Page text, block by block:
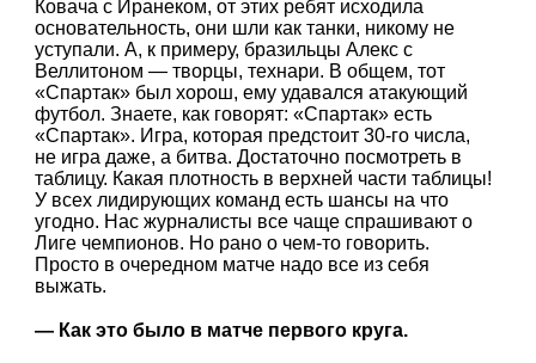
Ковача с Иранеком, от этих ребят исходила
основательность, они шли как танки, никому не
уступали. А, к примеру, бразильцы Алекс с
Веллитоном — творцы, технари. В общем, тот
«Спартак» был хорош, ему удавался атакующий
футбол. Знаете, как говорят: «Спартак» есть
«Спартак». Игра, которая предстоит 30-го числа,
не игра даже, а битва. Достаточно посмотреть в
таблицу. Какая плотность в верхней части таблицы!
У всех лидирующих команд есть шансы на что
угодно. Нас журналисты все чаще спрашивают о
Лиге чемпионов. Но рано о чем-то говорить.
Просто в очередном матче надо все из себя
выжать.
— Как это было в матче первого круга.